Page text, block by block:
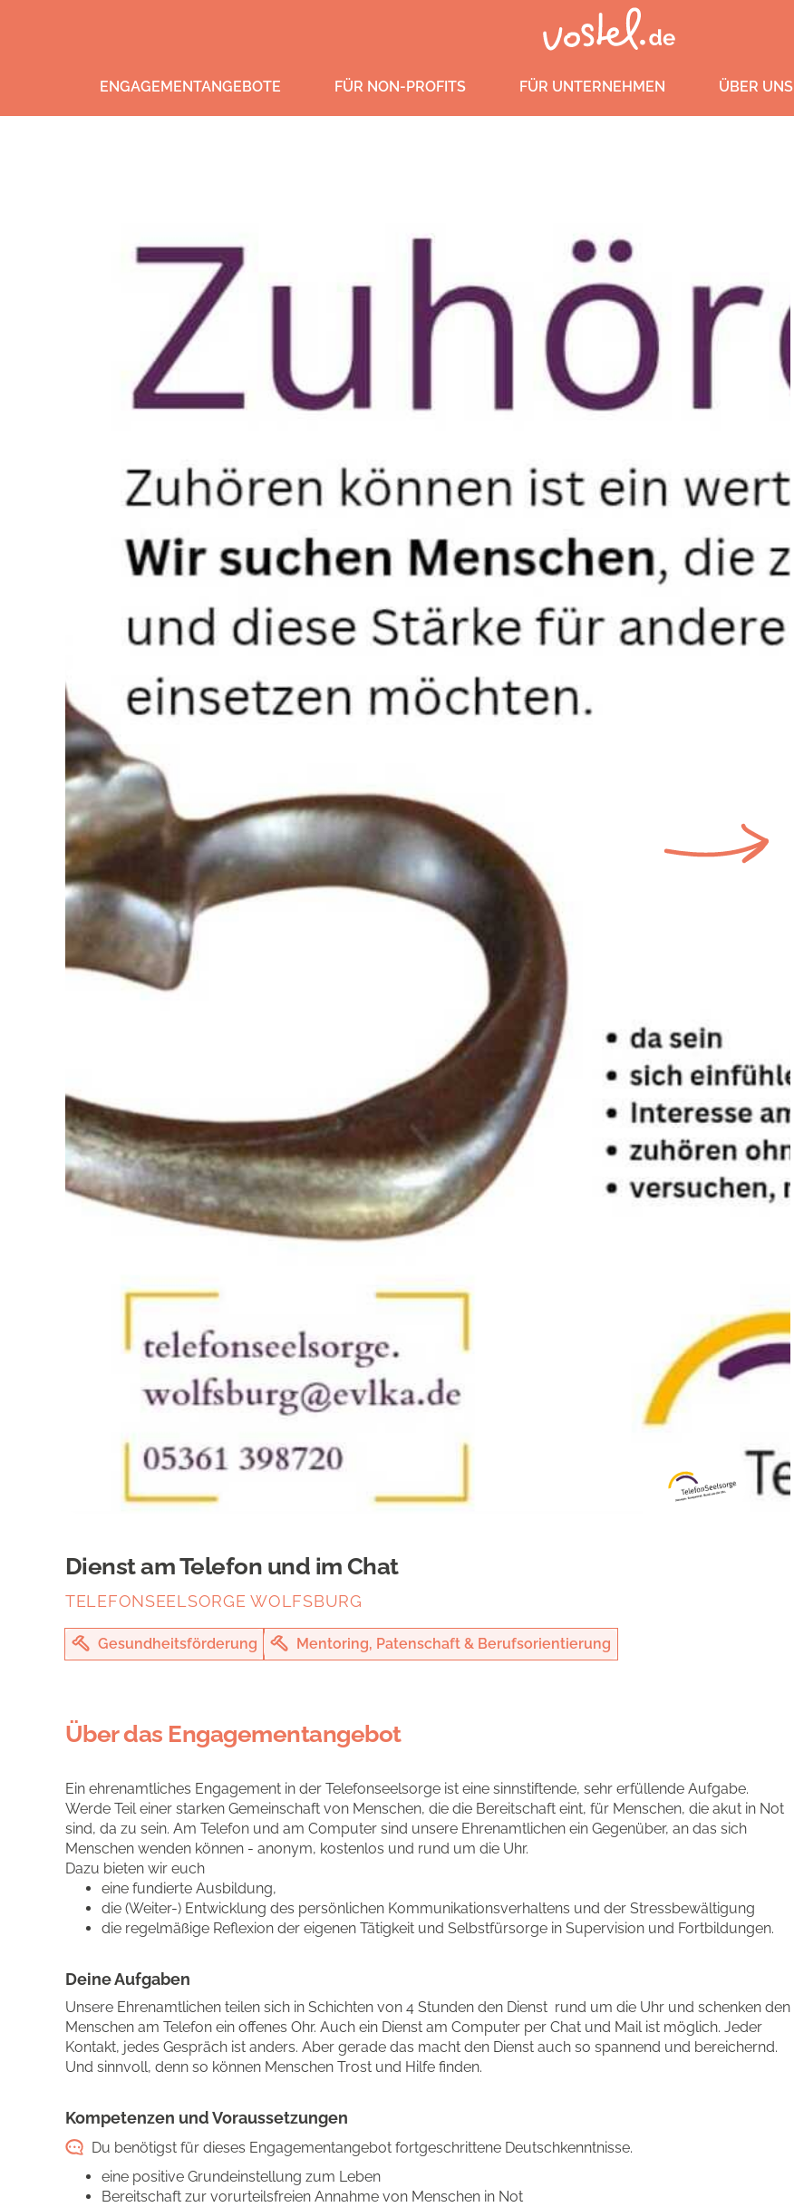
ENGAGEMENTANGEBOTE FÜR NON-PROFITS FÜR UNTERNEHMEN ÜBER UNS
Dienst am Telefon und im Chat
TELEFONSEELSORGE WOLFSBURG
Gesundheitsförderung Mentoring, Patenschaft & Berufsorientierung
Über das Engagementangebot
Ein ehrenamtliches Engagement in der Telefonseelsorge ist eine sinnstiftende, sehr erfüllende Aufgabe.
Werde Teil einer starken Gemeinschaft von Menschen, die die Bereitschaft eint, für Menschen, die akut in Not
sind, da zu sein. Am Telefon und am Computer sind unsere Ehrenamtlichen ein Gegenüber, an das sich
Menschen wenden können - anonym, kostenlos und rund um die Uhr.
Dazu bieten wir euch
eine fundierte Ausbildung,
die (Weiter-) Entwicklung des persönlichen Kommunikationsverhaltens und der Stressbewältigung
die regelmäßige Reflexion der eigenen Tätigkeit und Selbstfürsorge in Supervision und Fortbildungen.
Deine Aufgaben
Unsere Ehrenamtlichen teilen sich in Schichten von 4 Stunden den Dienst rund um die Uhr und schenken den
Menschen am Telefon ein offenes Ohr. Auch ein Dienst am Computer per Chat und Mail ist möglich. Jeder
Kontakt, jedes Gespräch ist anders. Aber gerade das macht den Dienst auch so spannend und bereichernd.
Und sinnvoll, denn so können Menschen Trost und Hilfe finden.
Kompetenzen und Voraussetzungen
Du benötigst für dieses Engagementangebot fortgeschrittene Deutschkenntnisse.
eine positive Grundeinstellung zum Leben
Bereitschaft zur vorurteilsfreien Annahme von Menschen in Not